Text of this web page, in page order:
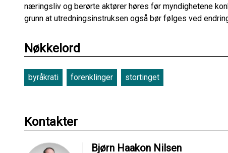
næringsliv og berørte aktører høres før myndighetene
grunn at utredningsinstruksen også bør følges ved
Nøkkelord
byråkrati forenklinger stortinget
Kontakter
Bjørn Haakon Nilsen